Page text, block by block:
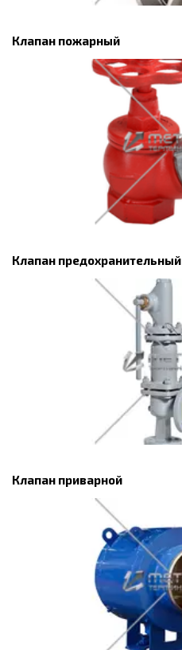
Клапан пожарный
Клапан предохранительный
Клапан приварной